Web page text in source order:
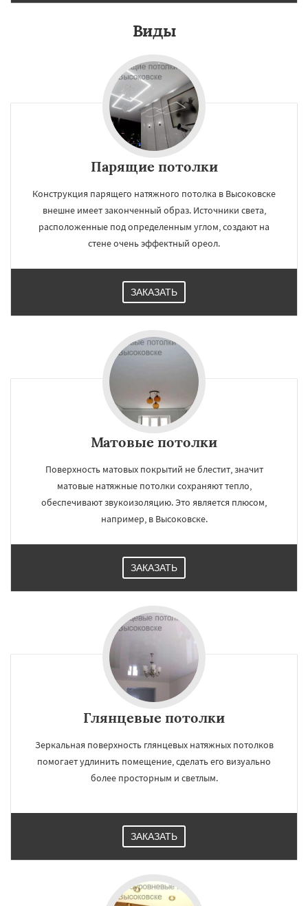
Виды
Парящие потолки
Конструкция парящего натяжного потолка в Высоковске
внешне имеет законченный образ. Источники света,
расположенные под определенным углом, создают на
стене очень эффектный ореол.
ЗАКАЗАТЬ
Матовые потолки
Поверхность матовых покрытий не блестит, значит
матовые натяжные потолки сохраняют тепло,
обеспечивают звукоизоляцию. Это является плюсом,
например, в Высоковске.
ЗАКАЗАТЬ
Глянцевые потолки
Зеркальная поверхность глянцевых натяжных потолков
помогает удлинить помещение, сделать его визуально
более просторным и светлым.
ЗАКАЗАТЬ